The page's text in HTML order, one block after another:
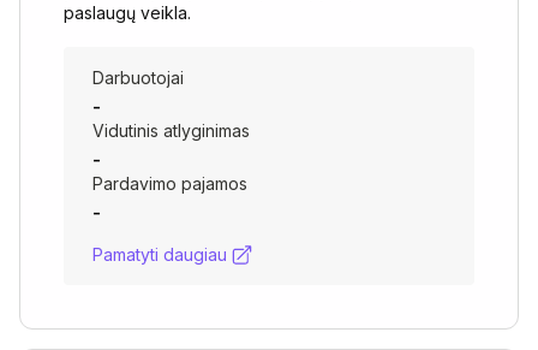
paslaugų veikla.
Darbuotojai
-
Vidutinis atlyginimas
-
Pardavimo pajamos
-
Pamatyti daugiau